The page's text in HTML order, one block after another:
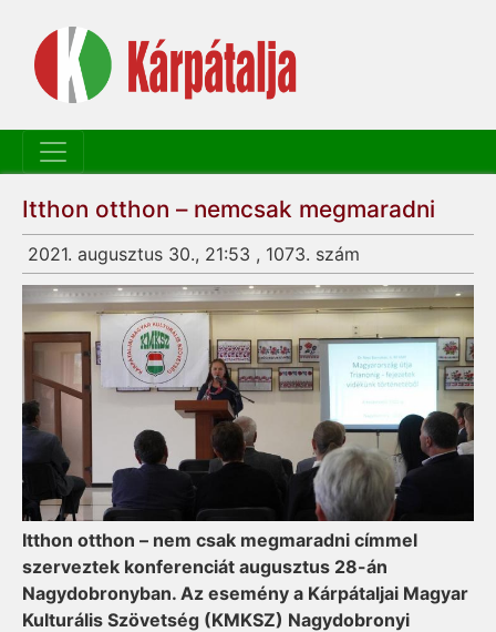
Itthon otthon – nemcsak megmaradni
2021. augusztus 30., 21:53 , 1073. szám
Itthon otthon – nem csak megmaradni címmel
szerveztek konferenciát augusztus 28-án
Nagydobronyban. Az esemény a Kárpátaljai Magyar
Kulturális Szövetség (KMKSZ) Nagydobronyi